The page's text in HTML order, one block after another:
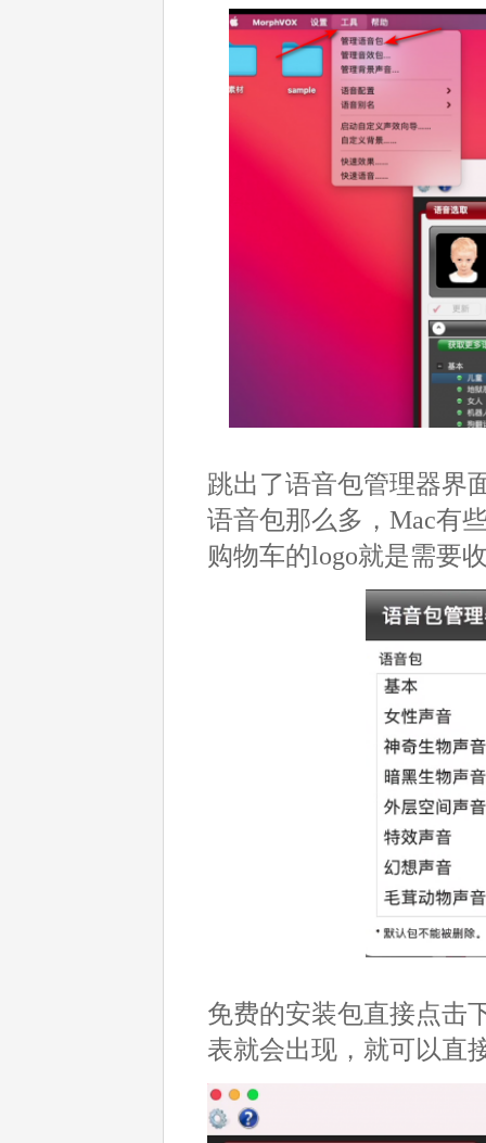
跳出了语音包管理器界
语音包那么多，Mac有
购物车的logo就是需要
免费的安装包直接点击
表就会出现，就可以直